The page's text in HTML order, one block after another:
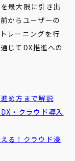
最大限に引き出
からユーザーの
レーニングを行
じてDX推進への
め方まで解説
・クラウド導入
る！クラウド浸